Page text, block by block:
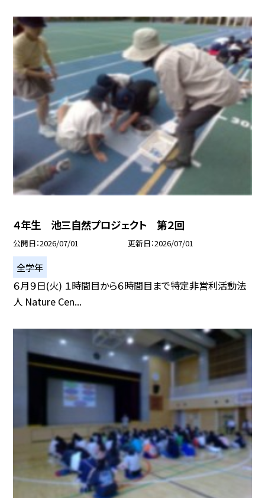
４年生 池三自然プロジェクト 第２回
公開日 2026/07/01 更新日 2026/07/01
全学年
６月９日(火) １時間目から６時間目まで特定非営利活動法
人 Nature Cen...